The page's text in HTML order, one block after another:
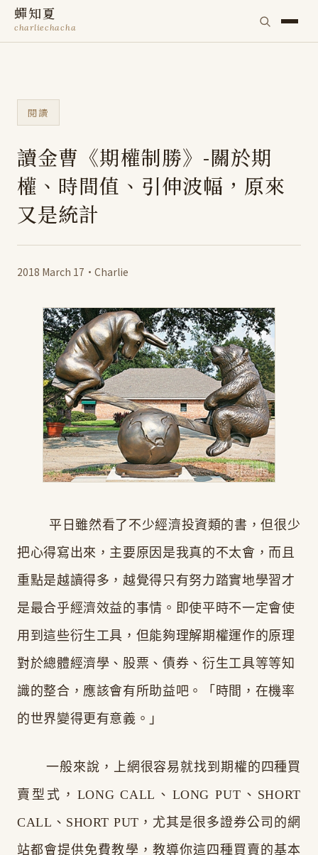
蟬知夏
charliechacha
閱讀
讀金曹《期權制勝》-關於期
權、時間值、引伸波幅，原來
又是統計
2018 March 17 · Charlie
平日雖然看了不少經濟投資類的書，但很少
把心得寫出來，主要原因是我真的不太會，而且
重點是越讀得多，越覺得只有努力踏實地學習才
是最合乎經濟效益的事情。即使平時不一定會使
用到這些衍生工具，但能夠理解期權運作的原理
對於總體經濟學、股票、債券、衍生工具等等知
識的整合，應該會有所助益吧。
「時間，在機率
的世界變得更有意義。」
一般來說，上網很容易就找到期權的四種買
賣型式，LONG CALL、LONG PUT、SHORT
CALL、SHORT PUT，尤其是很多證券公司的網
站都會提供免費教學，教導你這四種買賣的基本